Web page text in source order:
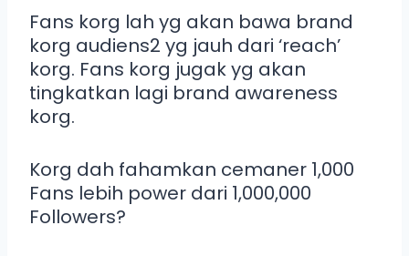
Fans korg lah yg akan bawa brand
korg audiens2 yg jauh dari ‘reach’
korg. Fans korg jugak yg akan
tingkatkan lagi brand awareness
korg.
Korg dah fahamkan cemaner 1,000
Fans lebih power dari 1,000,000
Followers?